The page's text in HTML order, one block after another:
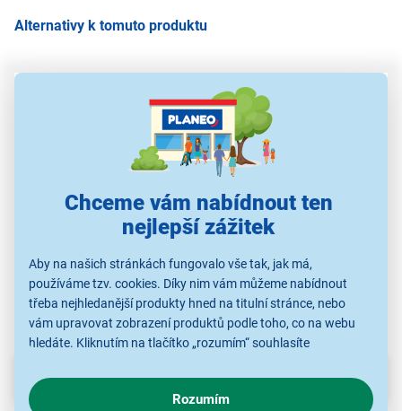
Chceme vám nabídnout ten
nejlepší zážitek
Aby na našich stránkách fungovalo vše tak, jak má,
používáme tzv. cookies. Díky nim vám můžeme nabídnout
třeba nejhledanější produkty hned na titulní stránce, nebo
vám upravovat zobrazení produktů podle toho, co na webu
hledáte. Kliknutím na tlačítko „rozumím“ souhlasíte
chování na webu pro zobrazení cílených reklam. Pokud vás
zajímají detaily, jak u nás s cookies a dalšími údaji pracujeme,
Rozumím
Alternativy k tomuto produktu
Klávesy
Casio CT-S300
Klávesy
Casio CT-S200RD
Klávesy
Parametry